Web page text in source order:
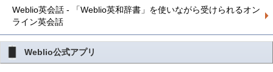
Weblio英会話 - 「Weblio英和辞書」を使いながら受けられるオン
ライン英会話
Weblio公式アプリ